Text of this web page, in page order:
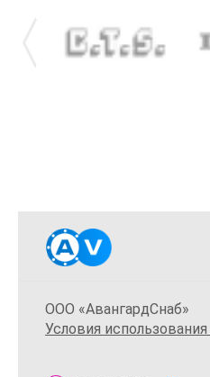
ООО «АвангардСнаб»
Условия использования